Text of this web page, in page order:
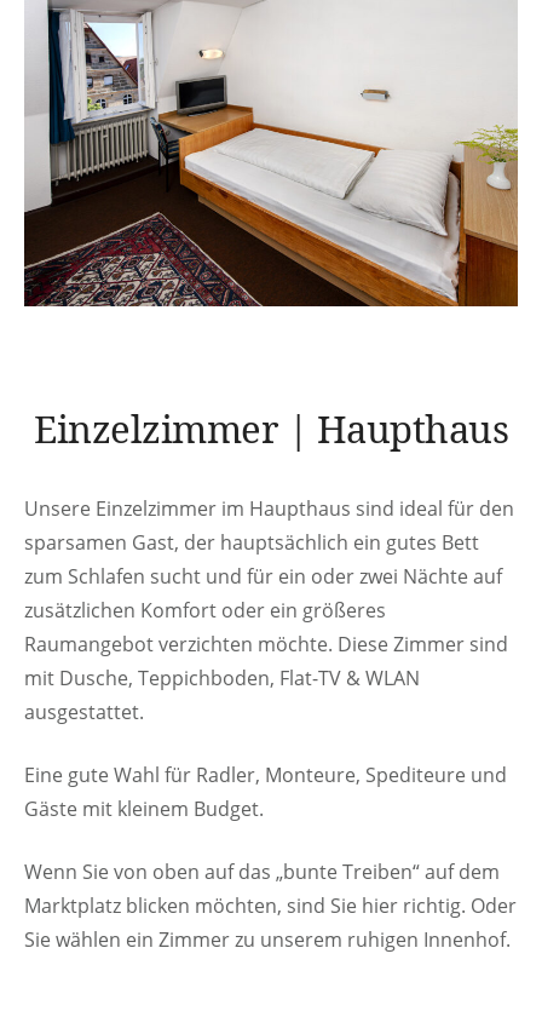
Einzelzimmer | Haupthaus
Unsere Einzelzimmer im Haupthaus sind ideal für den
sparsamen Gast, der hauptsächlich ein gutes Bett
zum Schlafen sucht und für ein oder zwei Nächte auf
zusätzlichen Komfort oder ein größeres
Raumangebot verzichten möchte. Diese Zimmer sind
mit Dusche, Teppichboden, Flat-TV & WLAN
ausgestattet.
Eine gute Wahl für Radler, Monteure, Spediteure und
Gäste mit kleinem Budget.
Wenn Sie von oben auf das „bunte Treiben“ auf dem
Marktplatz blicken möchten, sind Sie hier richtig. Oder
Sie wählen ein Zimmer zu unserem ruhigen Innenhof.